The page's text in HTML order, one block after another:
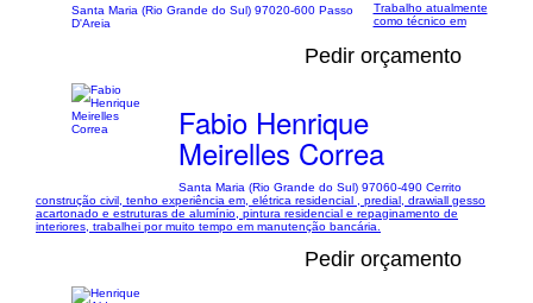
Santa Maria (Rio Grande do Sul) 97020-600 Passo
D'Areia
Pedir orçamento
Fabio Henrique
Meirelles Correa
Santa Maria (Rio Grande do Sul) 97060-490 Cerrito
Trabalho atualmente
como técnico em
construção civil, tenho experiência em, elétrica residencial , predial, drawiall gesso
acartonado e estruturas de alumínio, pintura residencial e repaginamento de
interiores, trabalhei por muito tempo em manutenção bancária.
Pedir orçamento